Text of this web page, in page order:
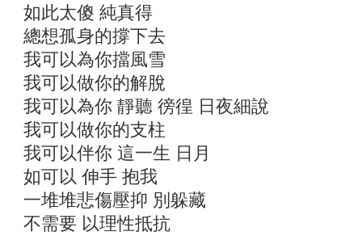
如此太傻 純真得
總想孤身的撐下去
我可以為你擋風雪
我可以做你的解脫
我可以為你 靜聽 徬徨 日夜細說
我可以做你的支柱
我可以伴你 這一生 日月
如可以 伸手 抱我
一堆堆悲傷壓抑 別躲藏
不需要 以理性抵抗